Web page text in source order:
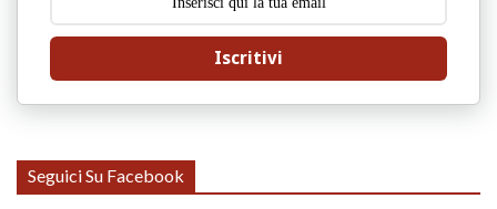
Iscritivi
Seguici Su Facebook